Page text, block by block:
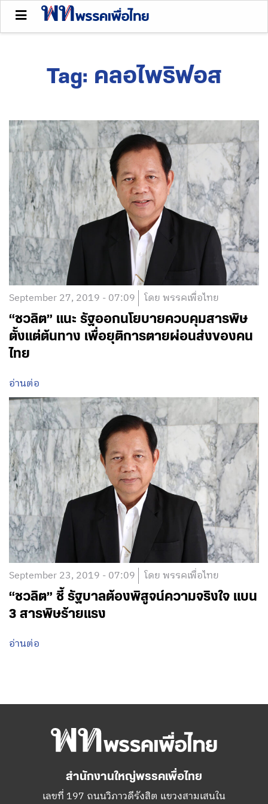
Tag: คลอไพริฟอส
September 27, 2019 - 07:09 โดย พรรคเพื่อไทย
“ชวลิต”​ แนะ รัฐออกนโยบายควบคุมสารพิษ
ตั้งแต่ต้นทาง เพื่อยุติการตายผ่อนส่งของคน
ไทย
อ่านต่อ
September 23, 2019 - 07:09 โดย พรรคเพื่อไทย
“ชวลิต”​ ชี้ รัฐบาลต้องพิสูจน์ความจริงใจ แบน
3 สารพิษร้ายแรง
อ่านต่อ
สำนักงานใหญ่พรรคเพื่อไทย
เลขที่ 197 ถนนวิภาวดีรังสิต แขวงสามเสนใน